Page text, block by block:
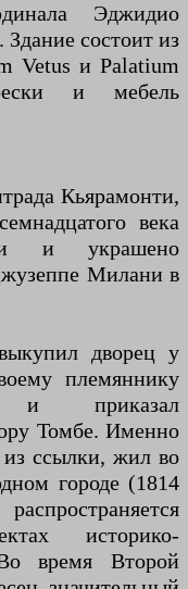
Эджидио
Здание состоит из
Vetus и Palatium
и мебель
Кьярамонти,
века
и украшено
Милани в
дворец у
племяннику
и приказал
Томбе. Именно
ссылки, жил во
городе (1814
историко-
время Второй